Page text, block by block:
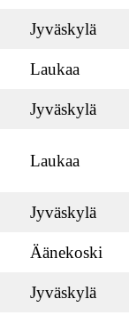
Jyväskylä
Laukaa
Jyväskylä
Laukaa
Jyväskylä
Äänekoski
Jyväskylä